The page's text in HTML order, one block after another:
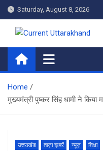
Skip
to
content
Saturday, August 8, 2026
Current
Home
मुख्यमंत्री पुष्कर सिंह धामी ने किया
उत्तराखंड ताज़ा ख़बरें न्यूज़ शिक्षा